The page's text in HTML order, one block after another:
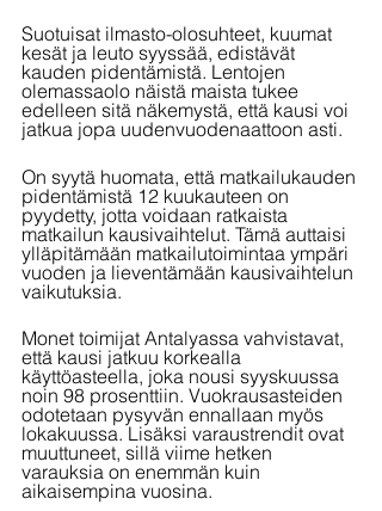
Suotuisat ilmasto-olosuhteet, kuumat
kesät ja leuto syyssää, edistävät
kauden pidentämistä. Lentojen
olemassaolo näistä maista tukee
edelleen sitä näkemystä, että kausi voi
jatkua jopa uudenvuodenaattoon asti.
On syytä huomata, että matkailukauden
pidentämistä 12 kuukauteen on
pyydetty, jotta voidaan ratkaista
matkailun kausivaihtelut. Tämä auttaisi
ylläpitämään matkailutoimintaa ympäri
vuoden ja lieventämään kausivaihtelun
vaikutuksia.
Monet toimijat Antalyassa vahvistavat,
että kausi jatkuu korkealla
käyttöasteella, joka nousi syyskuussa
noin 98 prosenttiin. Vuokrausasteiden
odotetaan pysyvän ennallaan myös
lokakuussa. Lisäksi varaustrendit ovat
muuttuneet, sillä viime hetken
varauksia on enemmän kuin
aikaisempina vuosina.